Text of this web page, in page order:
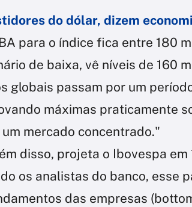
do dólar, dizem
para o índice fica entre 180
de baixa, vê níveis de 160
globais passam por um
máximas praticamente
mercado concentrado."
disso, projeta o Ibovespa
os analistas do banco, esse
das empresas